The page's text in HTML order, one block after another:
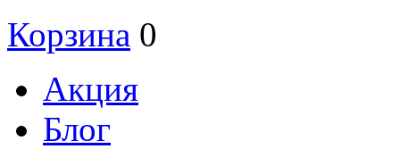
Корзина 0
Акция
Блог